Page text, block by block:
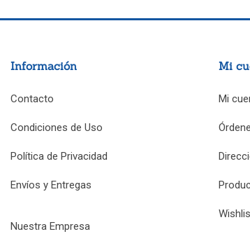
Información
Contacto
Condiciones de Uso
Política de Privacidad
Envíos y Entregas
Nuestra Empresa
Mi
Mi